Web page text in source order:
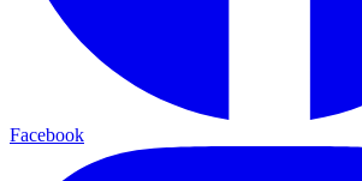
Facebook